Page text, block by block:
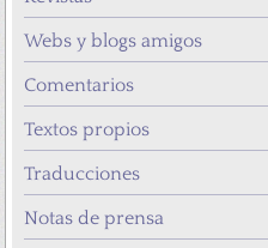
Webs y blogs amigos
Comentarios
Textos propios
Traducciones
Notas de prensa